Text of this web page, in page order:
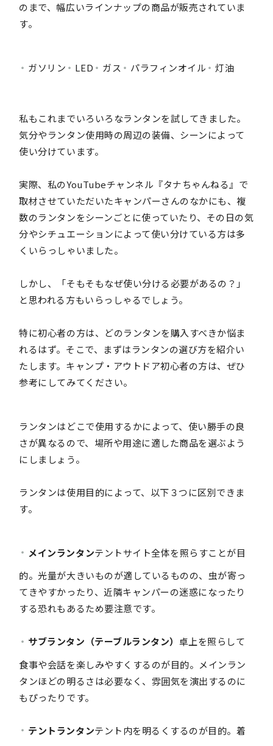
のまで、幅広いラインナップの商品が販売されていま
す。
ガソリン LED ガス パラフィンオイル 灯油
私もこれまでいろいろなランタンを試してきました。
気分やランタン使用時の周辺の装備、シーンによって
使い分けています。
実際、私のYouTubeチャンネル『タナちゃんねる』で
取材させていただいたキャンパーさんのなかにも、複
数のランタンをシーンごとに使っていたり、その日の気
分やシチュエーションによって使い分けている方は多
くいらっしゃいました。
しかし、「そもそもなぜ使い分ける必要があるの？」
と思われる方もいらっしゃるでしょう。
特に初心者の方は、どのランタンを購入すべきか悩ま
れるはず。そこで、まずはランタンの選び方を紹介い
たします。キャンプ・アウトドア初心者の方は、ぜひ
参考にしてみてください。
ランタンはどこで使用するかによって、使い勝手の良
さが異なるので、場所や用途に適した商品を選ぶよう
にしましょう。
ランタンは使用目的によって、以下３つに区別できま
す。
メインランタンテントサイト全体を照らすことが目
的。光量が大きいものが適しているものの、虫が寄っ
てきやすかったり、近隣キャンパーの迷惑になったり
する恐れもあるため要注意です。
サブランタン（テーブルランタン） 卓上を照らして
食事や会話を楽しみやすくするのが目的。メインラン
タンほどの明るさは必要なく、雰囲気を演出するのに
もぴったりです。
テントランタンテント内を明るくするのが目的。着